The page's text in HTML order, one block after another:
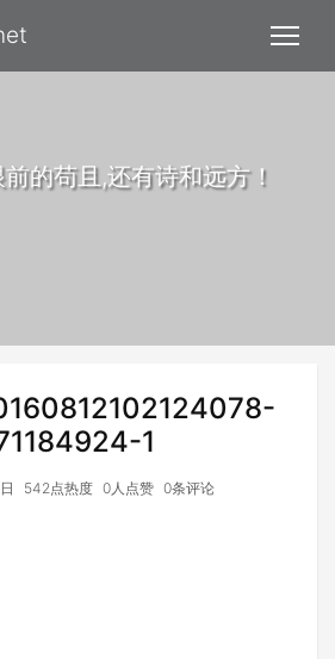
的苟且,还有诗和远方！
1
542点热度 0人点赞 0条评论